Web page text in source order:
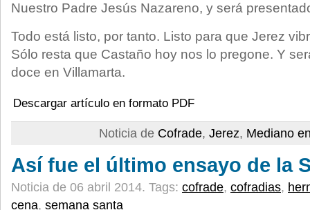
Nuestro Padre Jesús Nazareno, y será
Todo está listo, por tanto. Listo para que Jerez
Sólo resta que Castaño hoy nos lo pregone. Y
doce en Villamarta.
Descargar artículo en formato PDF
Noticia de Cofrade, Jerez, Mediano
Así fue el último ensayo de la
Noticia de 06 abril 2014. Tags: cofrade, cofradias,
cena, semana santa